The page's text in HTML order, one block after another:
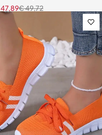
€49,72
47,89